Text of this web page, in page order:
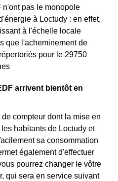
pas le monopole
à Loctudy : en effet,
à l'échelle locale
que l'acheminement de
pour le 29750
arrivent bientôt en
compteur dont la mise en
habitants de Loctudy et
sa consommation
également d'effectuer
pourrez changer le vôtre
qui sera en service suivant